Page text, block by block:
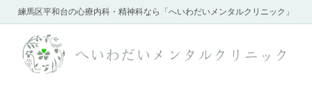
練馬区平和台の心療内科・精神科なら「へいわだいメンタルクリニック」